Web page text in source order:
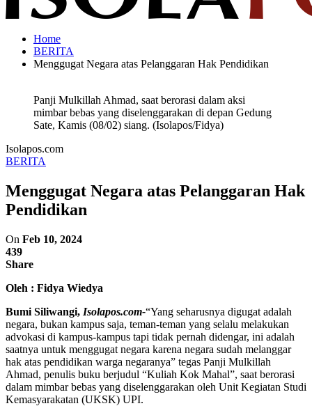
Home
BERITA
Menggugat Negara atas Pelanggaran Hak Pendidikan
Panji Mulkillah Ahmad, saat berorasi dalam aksi
mimbar bebas yang diselenggarakan di depan Gedung
Sate, Kamis (08/02) siang. (Isolapos/Fidya)
Isolapos.com
BERITA
Menggugat Negara atas Pelanggaran Hak
Pendidikan
On Feb 10, 2024
439
Share
Oleh : Fidya Wiedya
Bumi Siliwangi, Isolapos.com-“Yang seharusnya digugat adalah
negara, bukan kampus saja, teman-teman yang selalu melakukan
advokasi di kampus-kampus tapi tidak pernah didengar, ini adalah
saatnya untuk menggugat negara karena negara sudah melanggar
hak atas pendidikan warga negaranya” tegas Panji Mulkillah
Ahmad, penulis buku berjudul “Kuliah Kok Mahal”, saat berorasi
dalam mimbar bebas yang diselenggarakan oleh Unit Kegiatan Studi
Kemasyarakatan (UKSK) UPI.